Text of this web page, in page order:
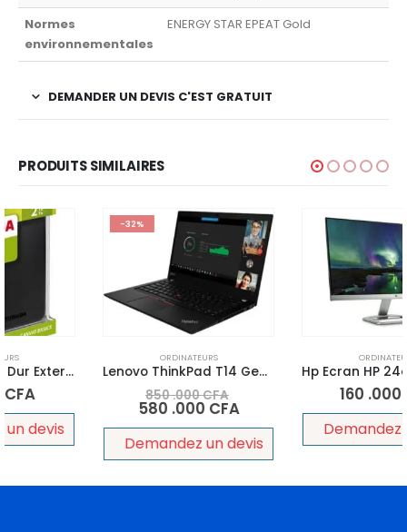
Normes
environnementales
ENERGY STAR EPEAT Gold
DEMANDER UN DEVIS C'EST GRATUIT
PRODUITS SIMILAIRES
Lenovo ThinkPad T14 Gen 1 Core i7 10510U 1.8 GHz – Win 10 Pro 64 bits – 16 Go RAM – 512 Go SSD
580 .000 CFA
Demandez un devis
Hp Ecran HP 24es – Ecran 23,8 Pouces – Gris
CFA
Demandez un devis